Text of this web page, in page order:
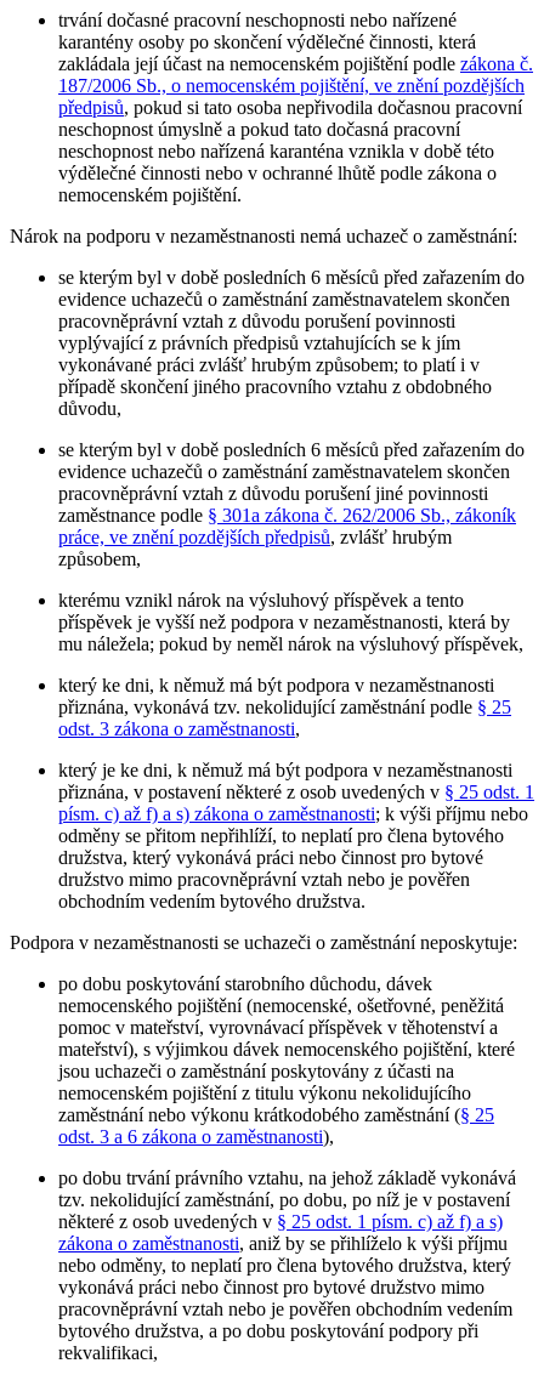
trvání dočasné pracovní neschopnosti nebo nařízené
karantény osoby po skončení výdělečné činnosti, která
zakládala její účast na nemocenském pojištění podle zákona č.
187/2006 Sb., o nemocenském pojištění, ve znění pozdějších
předpisů, pokud si tato osoba nepřivodila dočasnou pracovní
neschopnost úmyslně a pokud tato dočasná pracovní
neschopnost nebo nařízená karanténa vznikla v době této
výdělečné činnosti nebo v ochranné lhůtě podle zákona o
nemocenském pojištění.
Nárok na podporu v nezaměstnanosti nemá uchazeč o zaměstnání:
se kterým byl v době posledních 6 měsíců před zařazením do
evidence uchazečů o zaměstnání zaměstnavatelem skončen
pracovněprávní vztah z důvodu porušení povinnosti
vyplývající z právních předpisů vztahujících se k jím
vykonávané práci zvlášť hrubým způsobem; to platí i v
případě skončení jiného pracovního vztahu z obdobného
důvodu,
se kterým byl v době posledních 6 měsíců před zařazením do
evidence uchazečů o zaměstnání zaměstnavatelem skončen
pracovněprávní vztah z důvodu porušení jiné povinnosti
zaměstnance podle § 301a zákona č. 262/2006 Sb., zákoník
práce, ve znění pozdějších předpisů, zvlášť hrubým
způsobem,
kterému vznikl nárok na výsluhový příspěvek a tento
příspěvek je vyšší než podpora v nezaměstnanosti, která by
mu náležela; pokud by neměl nárok na výsluhový příspěvek,
který ke dni, k němuž má být podpora v nezaměstnanosti
přiznána, vykonává tzv. nekolidující zaměstnání podle § 25
odst. 3 zákona o zaměstnanosti,
který je ke dni, k němuž má být podpora v nezaměstnanosti
přiznána, v postavení některé z osob uvedených v § 25 odst. 1
písm. c) až f) a s) zákona o zaměstnanosti; k výši příjmu nebo
odměny se přitom nepřihlíží, to neplatí pro člena bytového
družstva, který vykonává práci nebo činnost pro bytové
družstvo mimo pracovněprávní vztah nebo je pověřen
obchodním vedením bytového družstva.
Podpora v nezaměstnanosti se uchazeči o zaměstnání neposkytuje:
po dobu poskytování starobního důchodu, dávek
nemocenského pojištění (nemocenské, ošetřovné, peněžitá
pomoc v mateřství, vyrovnávací příspěvek v těhotenství a
mateřství), s výjimkou dávek nemocenského pojištění, které
jsou uchazeči o zaměstnání poskytovány z účasti na
nemocenském pojištění z titulu výkonu nekolidujícího
zaměstnání nebo výkonu krátkodobého zaměstnání (§ 25
odst. 3 a 6 zákona o zaměstnanosti),
po dobu trvání právního vztahu, na jehož základě vykonává
tzv. nekolidující zaměstnání, po dobu, po níž je v postavení
některé z osob uvedených v § 25 odst. 1 písm. c) až f) a s)
zákona o zaměstnanosti, aniž by se přihlíželo k výši příjmu
nebo odměny, to neplatí pro člena bytového družstva, který
vykonává práci nebo činnost pro bytové družstvo mimo
pracovněprávní vztah nebo je pověřen obchodním vedením
bytového družstva, a po dobu poskytování podpory při
rekvalifikaci,